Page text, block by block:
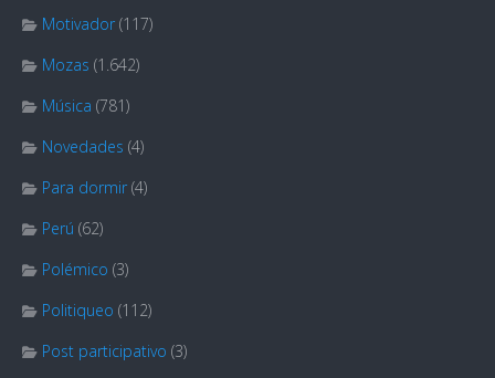
Motivador (117)
Mozas (1.642)
Música (781)
Novedades (4)
Para dormir (4)
Perú (62)
Polémico (3)
Politiqueo (112)
Post participativo (3)